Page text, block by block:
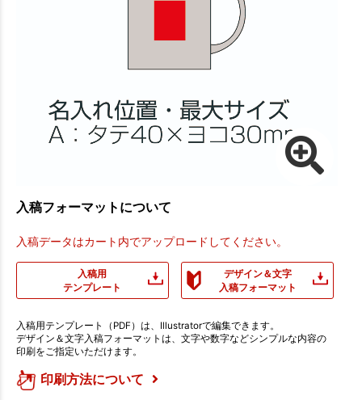
入稿フォーマットについて
入稿データはカート内でアップロードしてください。
入稿用
テンプレート
デザイン＆文字
入稿フォーマット
入稿用テンプレート（PDF）は、Illustratorで編集できます。
デザイン＆文字入稿フォーマットは、文字や数字などシンプルな内容の
印刷をご指定いただけます。
印刷方法について